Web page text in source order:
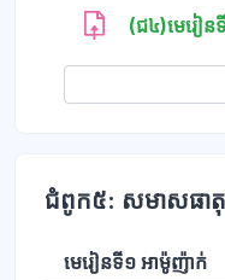
(ជ៤)មេរៀនទី
ជំពូក៥: សមាសធាតុ
មេរៀនទី១ អាម៉ូញ៉ាក់